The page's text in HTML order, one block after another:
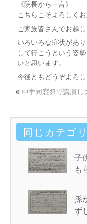
《院長から一言》
こちらこそよろしくお
ご家族皆さんでお越
いろいろな症状があ
して行こうという姿
いと思います。
今後ともどうぞよろし
« 中学同窓祭で講演し
同じカテゴ
子
も
孫
ず